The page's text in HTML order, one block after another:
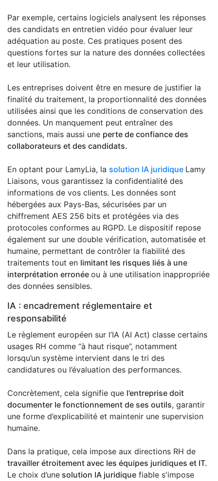
Par exemple, certains logiciels analysent les réponses
des candidats en entretien vidéo pour évaluer leur
adéquation au poste. Ces pratiques posent des
questions fortes sur la nature des données collectées
et leur utilisation.
Les entreprises doivent être en mesure de justifier la
finalité du traitement, la proportionnalité des données
utilisées ainsi que les conditions de conservation des
données. Un manquement peut entraîner des
sanctions, mais aussi une perte de confiance des
collaborateurs et des candidats.
En optant pour LamyLia, la solution IA juridique Lamy
Liaisons, vous garantissez la confidentialité des
informations de vos clients. Les données sont
hébergées aux Pays-Bas, sécurisées par un
chiffrement AES 256 bits et protégées via des
protocoles conformes au RGPD. Le dispositif repose
également sur une double vérification, automatisée et
humaine, permettant de contrôler la fiabilité des
traitements tout en limitant les risques liés à une
interprétation erronée ou à une utilisation inappropriée
des données sensibles.
IA : encadrement réglementaire et
responsabilité
Le règlement européen sur l’IA (AI Act) classe certains
usages RH comme “à haut risque”, notamment
lorsqu’un système intervient dans le tri des
candidatures ou l’évaluation des performances.
Concrètement, cela signifie que l’entreprise doit
documenter le fonctionnement de ses outils, garantir
une forme d’explicabilité et maintenir une supervision
humaine.
Dans la pratique, cela impose aux directions RH de
travailler étroitement avec les équipes juridiques et IT.
Le choix d’une solution IA juridique fiable s'impose